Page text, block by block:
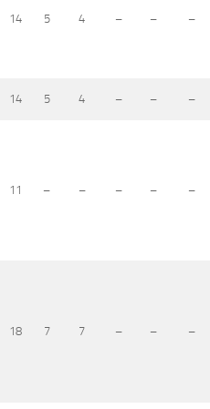
14 5 4 – – –
14 5 4 – – –
11 – – – – –
18 7 7 – – –